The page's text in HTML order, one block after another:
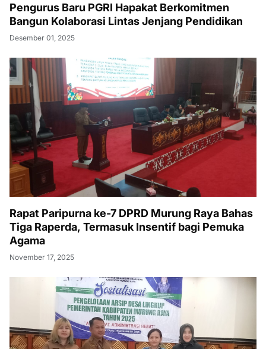
Pengurus Baru PGRI Hapakat Berkomitmen
Bangun Kolaborasi Lintas Jenjang Pendidikan
Desember 01, 2025
Rapat Paripurna ke-7 DPRD Murung Raya Bahas
Tiga Raperda, Termasuk Insentif bagi Pemuka
Agama
November 17, 2025